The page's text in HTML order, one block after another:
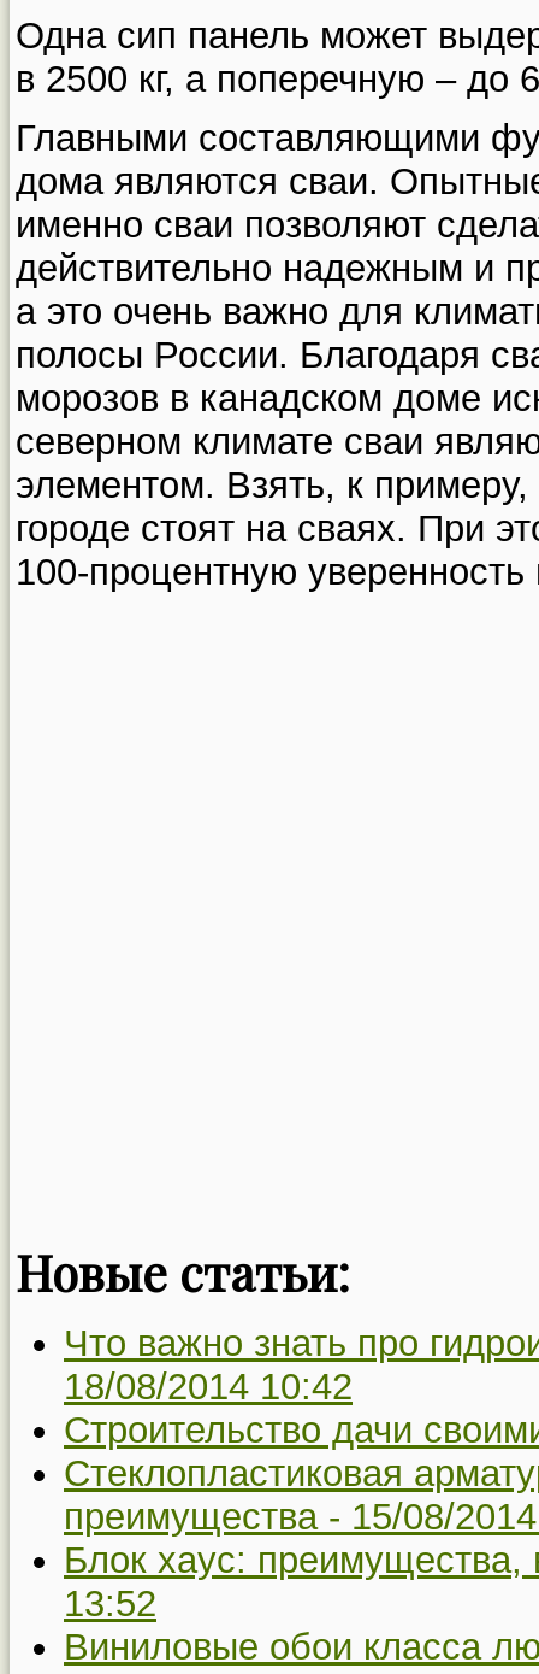
Одна сип панель может
в 2500 кг, а поперечную – до
Главными составляющими
дома являются сваи.
именно сваи позволяют
действительно надежным и
а это очень важно для
полосы России. Благодаря
морозов в канадском доме
северном климате сваи
элементом. Взять, к
городе стоят на сваях. При
100-процентную
Новые статьи:
Что важно знать про
18/08/2014 10:42
Строительство дачи
Стеклопластиковая
преимущества - 15/08/
Блок хаус:
13:52
Виниловые обои класса